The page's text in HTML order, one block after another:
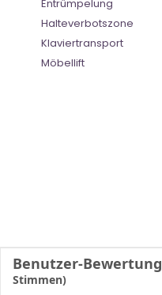
Entrümpelung
Halteverbotszone
Klaviertransport
Möbellift
Benutzer-Bewertung
Stimmen)